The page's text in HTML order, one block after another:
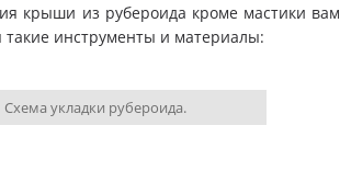
крыши из рубероида кроме мастики вам
такие инструменты и материалы:
Схема укладки рубероида.